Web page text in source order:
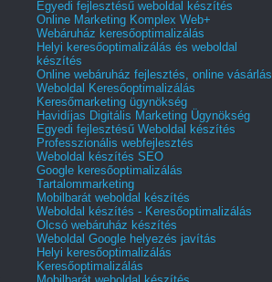
Egyedi fejlesztésű weboldal készítés
Online Marketing Komplex Web+
Webáruház keresőoptimalizálás
Helyi keresőoptimalizálás és weboldal
készítés
Online webáruház fejlesztés, online vásárlás
Weboldal Keresőoptimalizálás
Keresőmarketing ügynökség
Havidíjas Digitális Marketing Ügynökség
Egyedi fejlesztésű Weboldal készítés
Professzionális webfejlesztés
Weboldal készítés SEO
Google keresőoptimalizálás
Tartalommarketing
Mobilbarát weboldal készítés
Weboldal készítés - Keresőoptimalizálás
Olcsó webáruház készítés
Weboldal Google helyezés javítás
Helyi keresőoptimalizálás
Keresőoptimalizálás
Mobilbarát weboldal készítés